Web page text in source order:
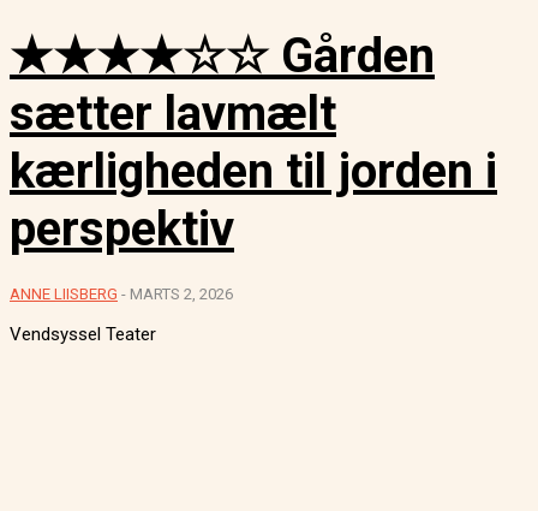
★★★★☆☆ Gården
sætter lavmælt
kærligheden til jorden i
perspektiv
ANNE LIISBERG - MARTS 2, 2026
Vendsyssel Teater